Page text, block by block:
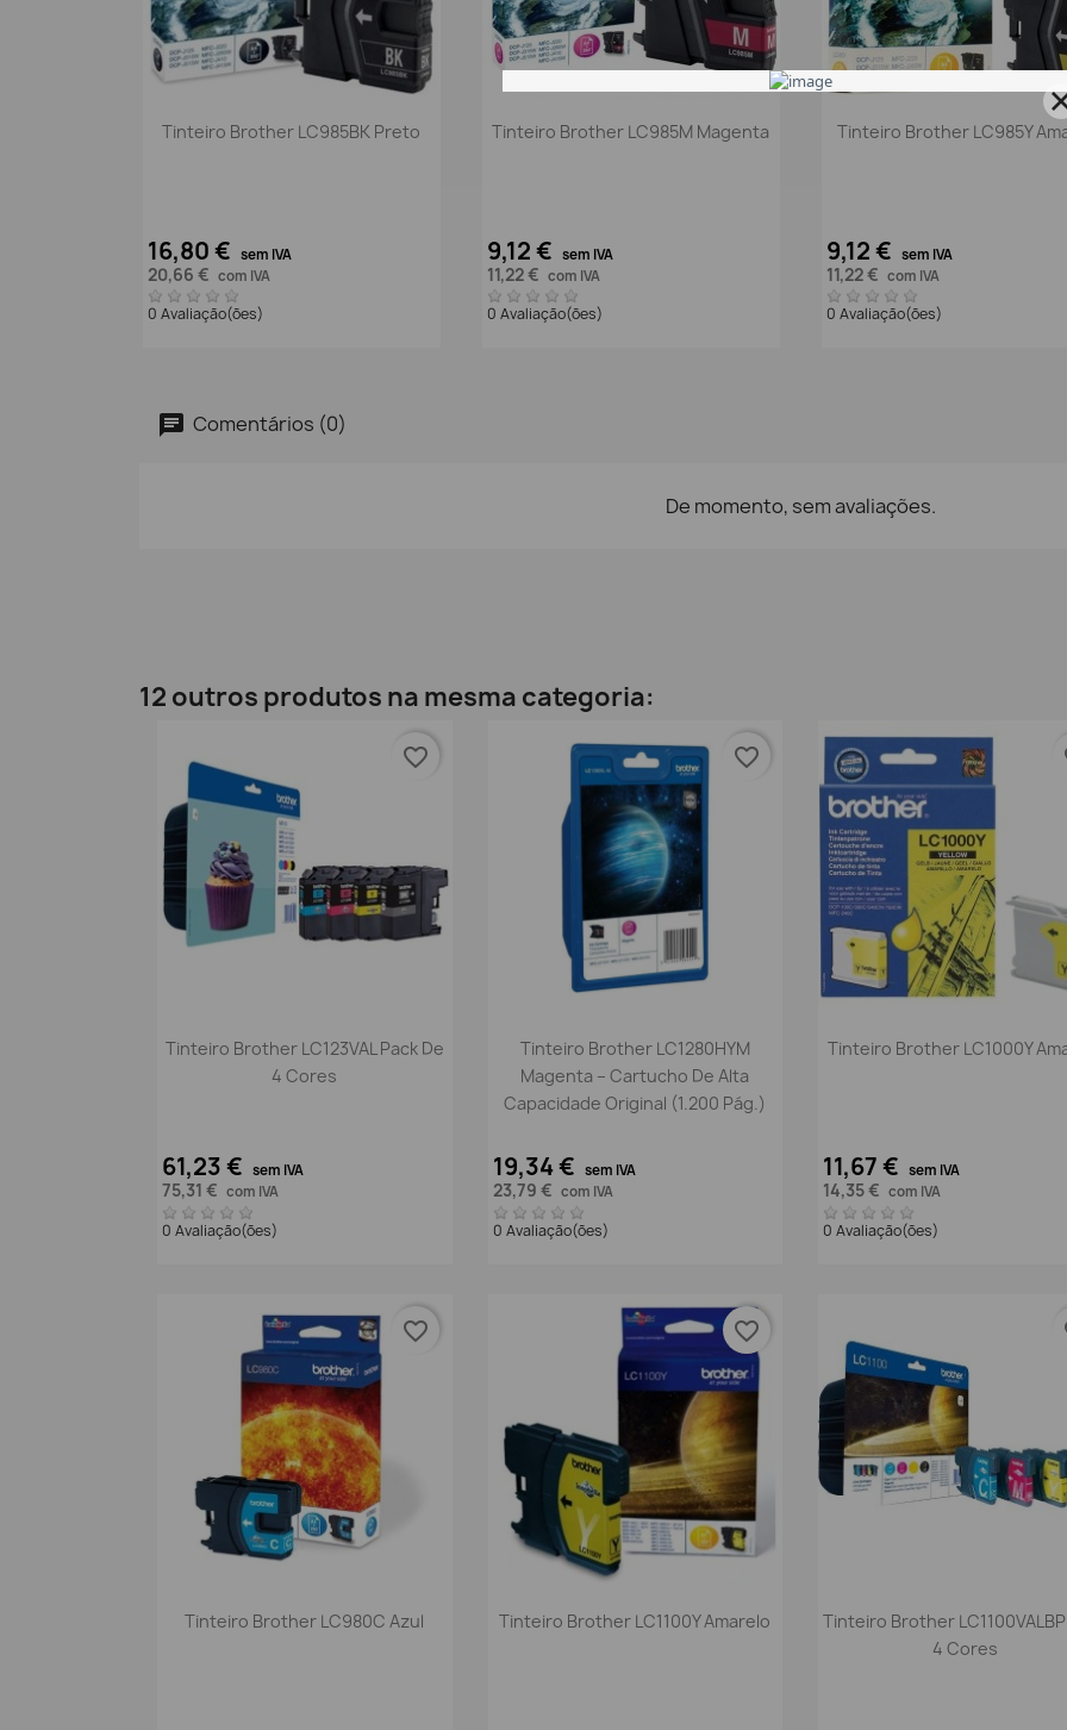
Vista rápida
Tinteiro Brother LC985BK Preto
16,80 € sem IVA
20,66 € com IVA
0 Avaliação(ões)
Vista rápida
Tinteiro Brother LC985M Magenta
9,12 € sem IVA
11,22 € com IVA
0 Avaliação(ões)
Vista rápida
Tinteiro Brother LC985Y
9,12 € sem IVA
11,22 € com IVA
0 Avaliação(ões)
Comentários (0)
De momento, sem avaliações.
12 outros produtos na mesma categoria:
Vista rápida
Tinteiro Brother LC123VAL Pack De
4 Cores
61,23 € sem IVA
75,31 € com IVA
0 Avaliação(ões)
favorite_border
 Vista rápida
Tinteiro Brother LC1280HYM
Magenta – Cartucho De Alta
Capacidade Original (1.200 Pág.)
19,34 € sem IVA
23,79 € com IVA
0 Avaliação(ões)
favorite_border
Vista rápida
Tinteiro Brother LC1000Y
11,67 € sem IVA
14,35 € com IVA
0 Avaliação(ões)
 Vista rápida
Tinteiro Brother LC980C Azul
favorite_border
Vista rápida
Tinteiro Brother LC1100Y Amarelo
favorite_border
Vista rápida
Tinteiro Brother
4 Cores